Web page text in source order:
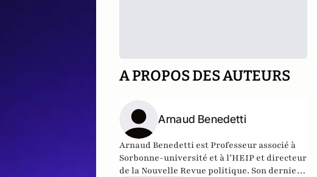
A PROPOS DES AUTEURS
Arnaud Benedetti
Arnaud Benedetti est Professeur associé à
Sorbonne-université et à l’HEIP et directeur
de la Nouvelle Revue politique.Son dernier